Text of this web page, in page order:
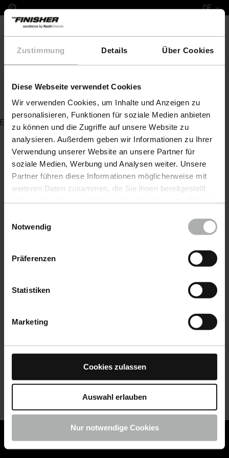
Zustimmung Details Über Cookies
Diese Webseite verwendet Cookies
Wir verwenden Cookies, um Inhalte und Anzeigen zu
personalisieren, Funktionen für soziale Medien anbieten
zu können und die Zugriffe auf unsere Website zu
analysieren. Außerdem geben wir Informationen zu Ihrer
Verwendung unserer Website an unsere Partner für
soziale Medien, Werbung und Analysen weiter. Unsere
Partner führen diese Informationen möglicherweise mit
weiteren Daten zusammen, die Sie ihnen bereitgestellt
Einstellungen zu den Cookies finden Sie unter
Notwendig
Präferenzen
Statistiken
Marketing
Cookies zulassen
Auswahl erlauben
Nur notwendige Cookies
DE
COLOURLOCK ist jetzt Teil von KochChemie -
COLOURLOCK Produkte shoppen
Fine Cut 9330
Es wurde kein Artikel zu Ihrer Anfrage gefunden